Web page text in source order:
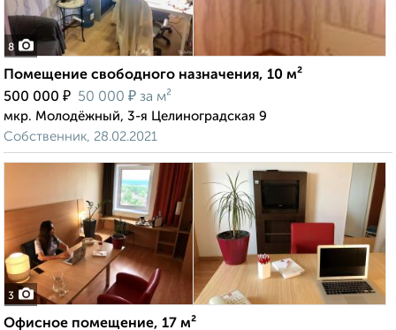
8
Помещение свободного назначения, 10 м²
500 000 ₽ 50 000 ₽ за м²
мкр. Молодёжный, 3-я Целиноградская 9
Собственник, 28.02.2021
3
Офисное помещение, 17 м²